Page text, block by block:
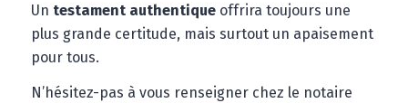
Un testament authentiqueoffrira toujours une
plus grande certitude, mais surtout un apaisement
pour tous.
N’hésitez-pas à vous renseigner chez le notaire